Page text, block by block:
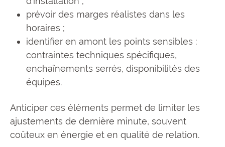
prévoir des marges réalistes dans les
horaires ;
identifier en amont les points sensibles :
contraintes techniques spécifiques,
enchaînements serrés, disponibilités des
équipes.
Anticiper ces éléments permet de limiter les
ajustements de dernière minute, souvent
coûteux en énergie et en qualité de relation.